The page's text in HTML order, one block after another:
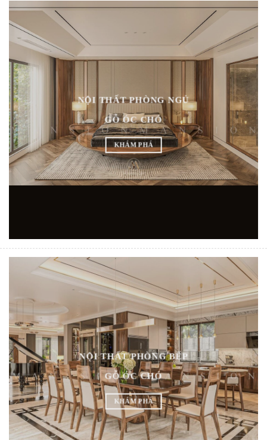
NỘI THẤT PHÒNG NGỦ
GỖ ÓC CHÓ
KHÁM PHÁ
NỘI THẤT PHÒNG BẾP
GỖ ÓC CHÓ
KHÁM PHÁ